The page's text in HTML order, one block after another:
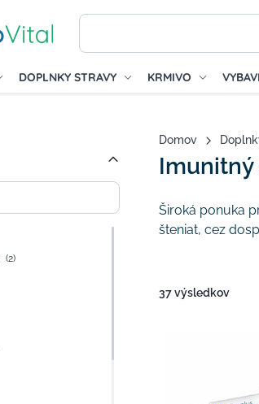
DOPLNKY STRAVY KRMIVO
(2)
Domov
Široká ponuka
šteniat, cez
37 výsledkov